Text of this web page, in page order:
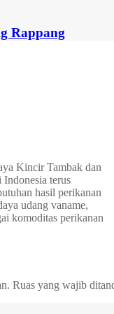
Rappang
Kincir Tambak dan
terus
hasil perikanan
udang vaname,
komoditas perikanan
Ruas yang wajib